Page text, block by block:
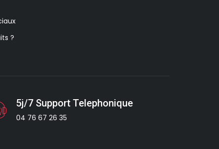
?
5j/7 Support Telephonique
04 76 67 26 35